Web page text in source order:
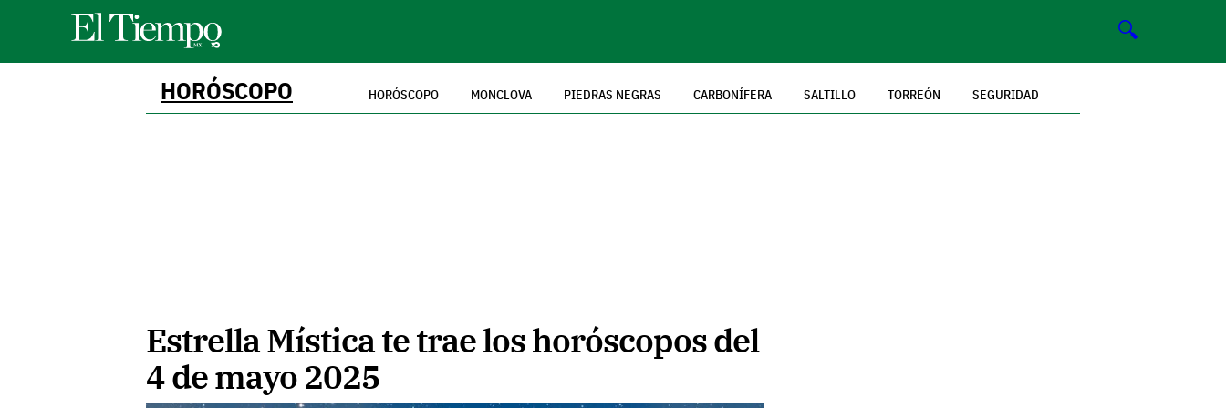
🔍
HORÓSCOPO HORÓSCOPO MONCLOVA PIEDRAS NEGRAS CARBONÍFERA SALTILLO TORREÓN SEGURIDAD
Estrella Mística te trae los horóscopos del
4 de mayo 2025